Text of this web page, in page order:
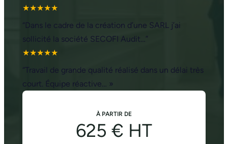
★★★★★
“Dans le cadre de la création d’une SARL j’ai
sollicité la société SECOFI Audit…”
★★★★★
“Travail de grande qualité réalisé dans un délai très
court. Équipe réactive… »
À PARTIR DE
625 € HT